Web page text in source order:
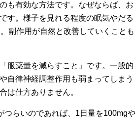
も有効な方法です。なぜならば、お
す。様子を見れる程度の眠気やだる
副作用が自然と改善していくことも
服薬量を減らすこと」です。一般的
自律神経調整作用も弱まってしまう
は仕方ありません。
らいのであれば、1日量を100mgや